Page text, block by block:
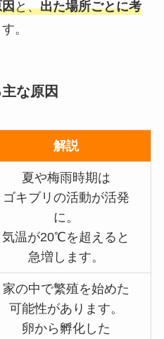
と、出た場所ごとに考
。
な原因
解説
夏や梅雨時期は
ゴキブリの活動が活発
に。
気温が20℃を超えると
急増します。
家の中で繁殖を始めた
可能性があります。
卵から孵化した